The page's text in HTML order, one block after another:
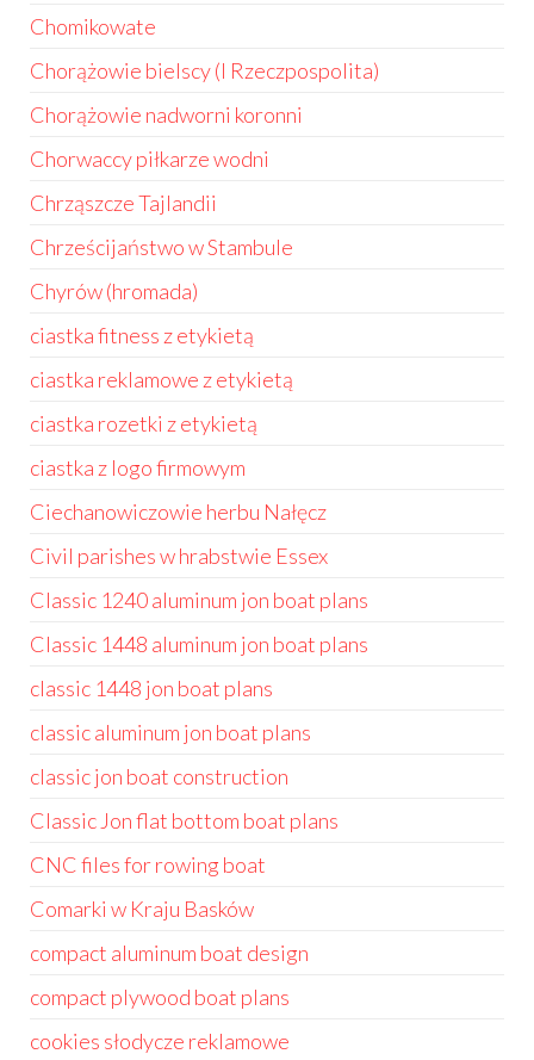
Chomikowate
Chorążowie bielscy (I Rzeczpospolita)
Chorążowie nadworni koronni
Chorwaccy piłkarze wodni
Chrząszcze Tajlandii
Chrześcijaństwo w Stambule
Chyrów (hromada)
ciastka fitness z etykietą
ciastka reklamowe z etykietą
ciastka rozetki z etykietą
ciastka z logo firmowym
Ciechanowiczowie herbu Nałęcz
Civil parishes w hrabstwie Essex
Classic 1240 aluminum jon boat plans
Classic 1448 aluminum jon boat plans
classic 1448 jon boat plans
classic aluminum jon boat plans
classic jon boat construction
Classic Jon flat bottom boat plans
CNC files for rowing boat
Comarki w Kraju Basków
compact aluminum boat design
compact plywood boat plans
cookies słodycze reklamowe